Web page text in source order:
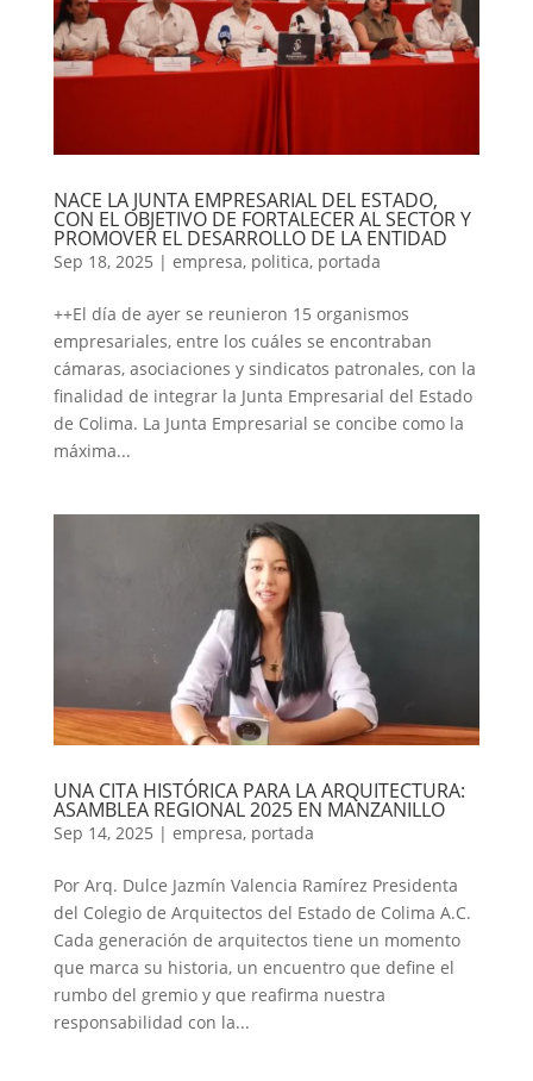
NACE LA JUNTA EMPRESARIAL DEL ESTADO,
CON EL OBJETIVO DE FORTALECER AL SECTOR Y
PROMOVER EL DESARROLLO DE LA ENTIDAD
Sep 18, 2025 | empresa, politica, portada
++El día de ayer se reunieron 15 organismos
empresariales, entre los cuáles se encontraban
cámaras, asociaciones y sindicatos patronales, con la
finalidad de integrar la Junta Empresarial del Estado
de Colima. La Junta Empresarial se concibe como la
máxima...
UNA CITA HISTÓRICA PARA LA ARQUITECTURA:
ASAMBLEA REGIONAL 2025 EN MANZANILLO
Sep 14, 2025 | empresa, portada
Por Arq. Dulce Jazmín Valencia Ramírez Presidenta
del Colegio de Arquitectos del Estado de Colima A.C.
Cada generación de arquitectos tiene un momento
que marca su historia, un encuentro que define el
rumbo del gremio y que reafirma nuestra
responsabilidad con la...